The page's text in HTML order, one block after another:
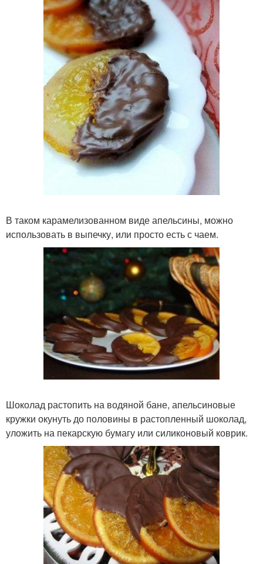
В таком карамелизованном виде апельсины, можно
использовать в выпечку, или просто есть с чаем.
Шоколад растопить на водяной бане, апельсиновые
кружки окунуть до половины в растопленный шоколад,
уложить на пекарскую бумагу или силиконовый коврик.